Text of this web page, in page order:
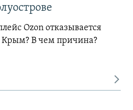
Ozon отказывается
Крым? В чем причина?